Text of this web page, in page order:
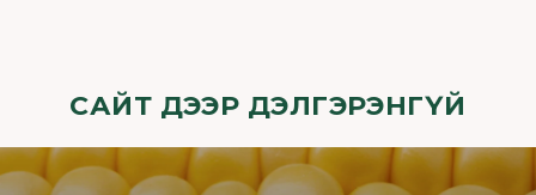
САЙТ ДЭЭР ДЭЛГЭРЭНГҮЙ